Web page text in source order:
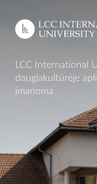
LCC International
daugiakultūrėje
įmanoma